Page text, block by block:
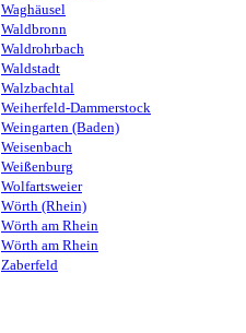
Waghäusel
Waldbronn
Waldrohrbach
Waldstadt
Walzbachtal
Weiherfeld-Dammerstock
Weingarten (Baden)
Weisenbach
Weißenburg
Wolfartsweier
Wörth (Rhein)
Wörth am Rhein
Wörth am Rhein
Zaberfeld